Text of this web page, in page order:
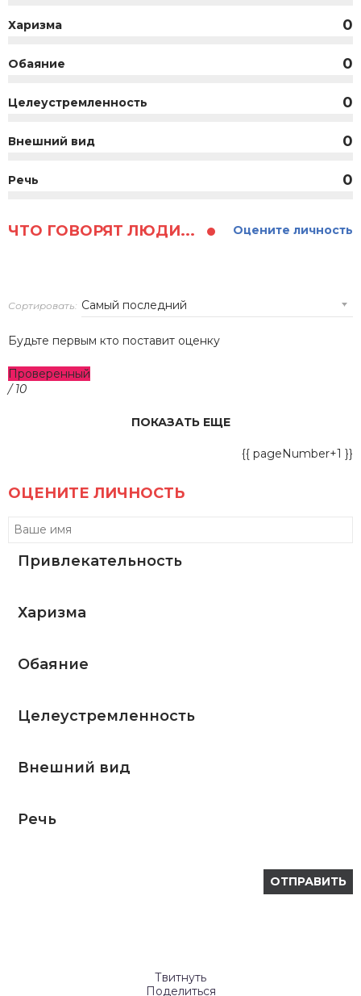
Харизма 0
Обаяние 0
Целеустремленность 0
Внешний вид 0
Речь 0
ЧТО ГОВОРЯТ ЛЮДИ... Оцените личность
Сортировать:
Будьте первым кто поставит оценку
Проверенный
/ 10
ПОКАЗАТЬ ЕЩЕ
{{ pageNumber+1 }}
ОЦЕНИТЕ ЛИЧНОСТЬ
Привлекательность
Харизма
Обаяние
Целеустремленность
Внешний вид
Речь
Твитнуть
Поделиться